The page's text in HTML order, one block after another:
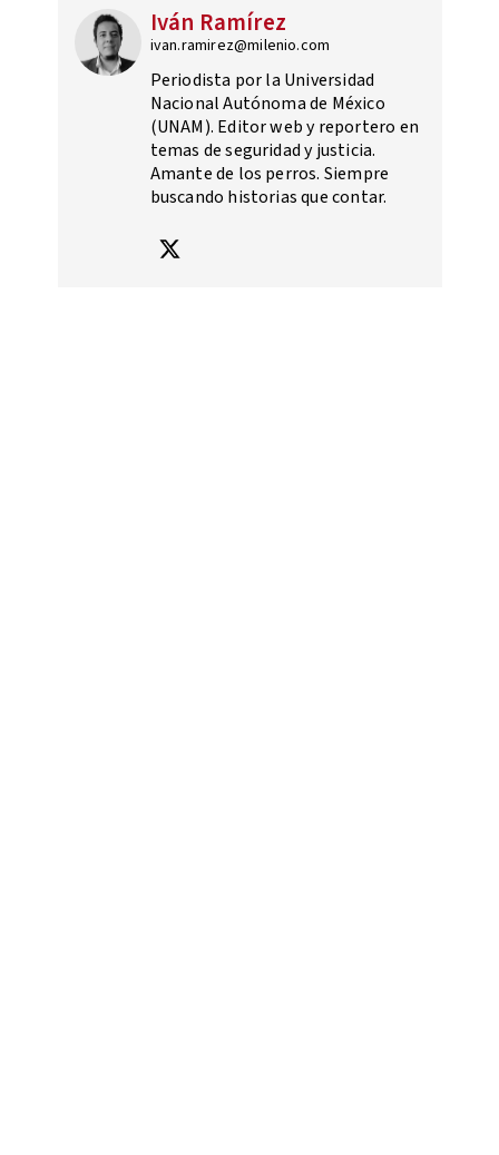
Iván Ramírez
ivan.ramirez@milenio.com
Periodista por la Universidad
Nacional Autónoma de México
(UNAM). Editor web y reportero en
temas de seguridad y justicia.
Amante de los perros. Siempre
buscando historias que contar.